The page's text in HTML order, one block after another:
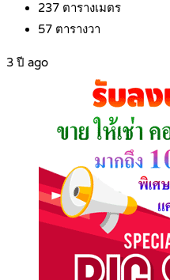
237 ตารางเมตร
57 ตารางวา
3 ปี ago